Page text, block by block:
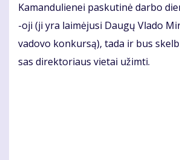
Ka­man­du­lie­nei pas­ku­ti­nė dar­bo
-oji (ji yra lai­mė­ju­si Dau­gų Vla­do
va­do­vo kon­kur­są), ta­da ir bus
sas di­rek­to­riaus vie­tai už­im­ti.